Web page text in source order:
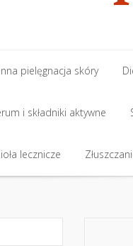
pielęgnacja skóry
pielęgnacja skóry
i składniki aktywne
i składniki aktywne
lecznicze